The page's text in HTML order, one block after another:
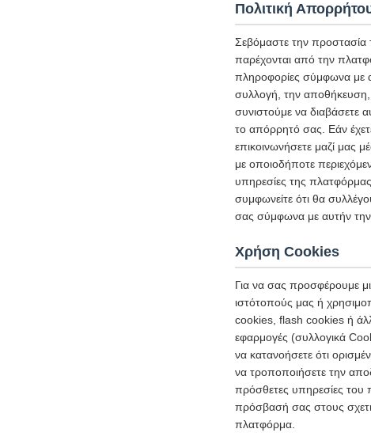
Πολιτική
Σεβόμαστε την
παρέχονται από την
πληροφορίες σύμφωνα με
συλλογή, την
συνιστούμε να διαβάσετε
το απόρρητό σας. Εάν
επικοινωνήσετε μαζί μας
με οποιοδήποτε
υπηρεσίες της
συμφωνείτε ότι θα
σας σύμφωνα με αυτήν την
Χρήση Cookies
Για να σας προσφέρουμε
ιστότοπούς μας ή
cookies, flash cookies ή
εφαρμογές (συλλογικά
να κατανοήσετε ότι
να τροποποιήσετε την
πρόσθετες υπηρεσίες του
πρόσβασή σας στους
πλατφόρμα.